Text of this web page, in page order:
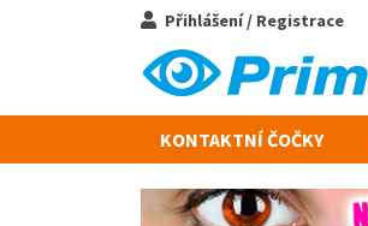
Přihlášení / Registrace
KONTAKTNÍ ČOČKY